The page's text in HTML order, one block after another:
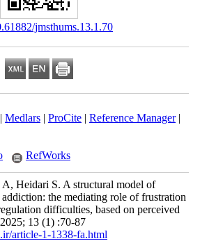
‎ 10.61882/jmsthums.13.1.70
| Medlars| ProCite|Reference
Zotero RefWorks
H A, Heidari S. A structural model of
toward addiction: the mediating role of
regulation difficulties, based on
2025; 13 (1) :70-87
article-1-1338-fa.html